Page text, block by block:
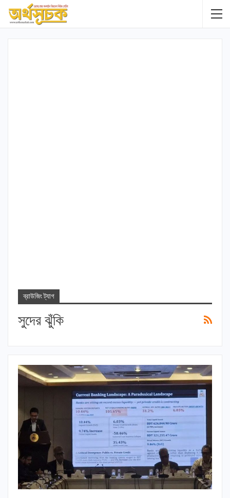
ব্রাউজিং ট্যাগ
সুদের ঝুঁকি